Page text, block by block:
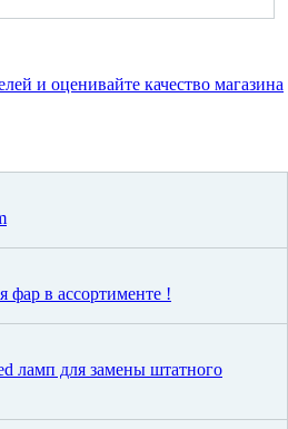
фар в ассортименте !
ламп для замены штатного